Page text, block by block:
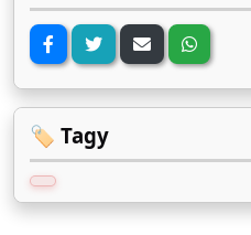
🏷️ Tagy